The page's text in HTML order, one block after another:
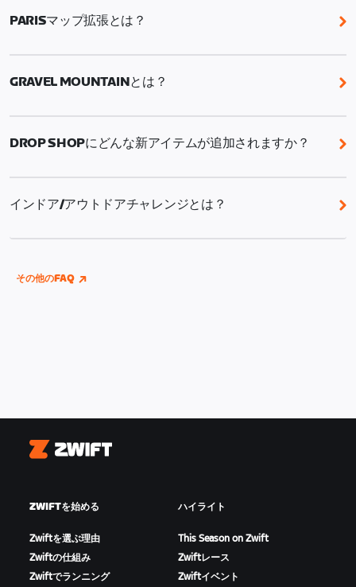
ワークアウト、バイクルート、イベント（バイクおよ
びラン）、RoboPacerライド、チャレンジタスク
PARISマップ拡張とは？
Parisマップ拡張では、象徴的なサクレ・クール寺院
フランス最終ステージにも登場するエキサイティング
GRAVEL MOUNTAINとは？
Gravel Mountainはイベント専用のグラベルマップで
す。ここでは常にハイペースが維持され、走行ライン
が絶えず変化し、同じコースでも毎回異なる体験がで
DROP SHOPにどんな新アイテムが追加されますか？
この夏、フレームショップには18の新モデル（ロー
デルが入荷します。
インドア/アウトドアチャレンジとは？
Wahoo、Garmin、またはHammerheadのアカウント
距離がすべてチャレンジの進捗に反映されます。
その他のFAQ
Zwift
ZWIFTを始める
Zwiftを選ぶ理由
Zwiftの仕組み
Zwiftでランニング
ハイライト
This Season on Zwift
Zwiftレース
Zwiftイベント